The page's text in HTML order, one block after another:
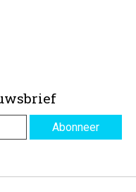
Abonneer